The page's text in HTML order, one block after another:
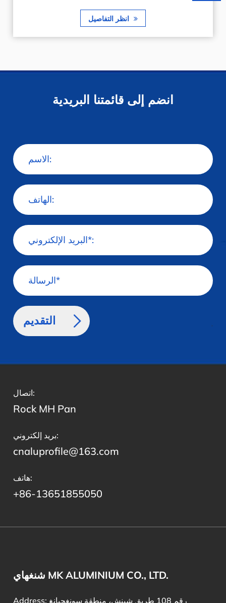
انضم إلى قائمتنا البريدية
>
اتصال:
Rock MH Pan
بريد إلكتروني:
cnaluprofile@163.com
هاتف:
+86-13651855050
شنغهاي MK ALUMINIUM CO., LTD.
Address: رقم 108 طريق شينش، منطقة سونغجيانغ